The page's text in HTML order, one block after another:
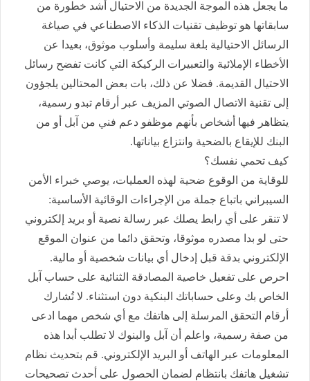
ما يجعل هذه الموجة الجديدة من الاحتيال أشد خطورة من
سابقاتها هو توظيف تقنيات الذكاء الاصطناعي في صياغة
الرسائل الاحتيالية بلغة سليمة وأسلوب موثوق، بعيدا عن
الأخطاء الإملائية والتعبيرات الركيكة التي كانت تفضح رسائل
الاحتيال القديمة. فضلا عن ذلك، بات بعض المحتالين يلجؤون
إلى تقنية الاتصال الصوتي المزيف عبر أرقام تبدو رسمية،
يتظاهر فيها أشخاص بأنهم موظفو دعم فني من آبل أو من
البنك للإيقاع بالضحية وانتزاع بياناتها.
كيف تحمي نفسك؟
للوقاية من الوقوع ضحية لهذه العمليات، يوصي خبراء الأمن
السيبراني باتباع جملة من الإجراءات الوقائية الأساسية:
لا تنقر على أي رابط يصلك عبر رسالة نصية أو بريد إلكتروني
حتى لو بدا مصدره موثوقا، وتحقق دائما من عنوان الموقع
الإلكتروني بدقة قبل إدخال أي بيانات شخصية أو مالية.
احرص على تفعيل خاصية المصادقة الثنائية على حساب آبل
الخاص بك وعلى حساباتك البنكية دون استثناء. لا تُشارك
أرقام التحقق المرسلة إلى هاتفك مع أي شخص مهما ادعى
من صفة رسمية، واعلم أن آبل والبنوك لا تطلب أبدا هذه
المعلومات عبر الهاتف أو البريد الإلكتروني. قم بتحديث نظام
تشغيل هاتفك بانتظام لضمان الحصول على أحدث تصحيحات